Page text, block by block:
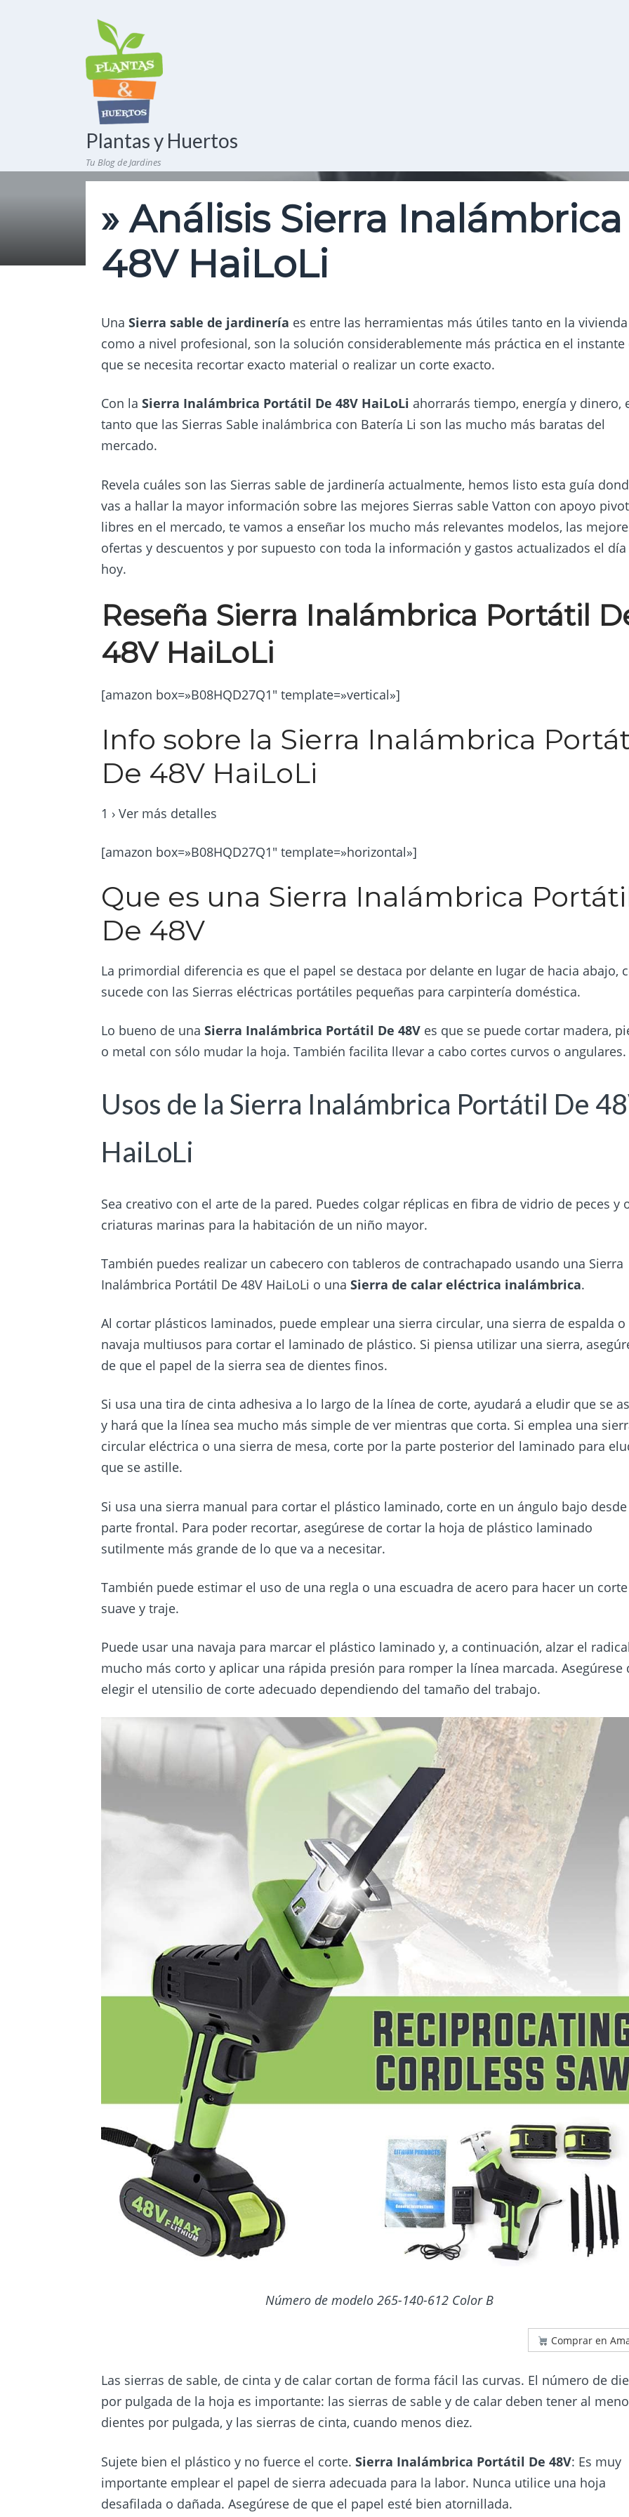
Plantas y Huertos
Tu Blog de Jardines
» Análisis Sierra
48V HaiLoLi
Una Sierra sable de jardinería es entre las herramientas más útiles tanto en la vivienda
como a nivel profesional, son la solución considerablemente más práctica en el instante
que se necesita recortar exacto material o realizar un corte exacto.
Con la Sierra Inalámbrica Portátil De 48V HaiLoLi ahorrarás tiempo, energía y dinero,
tanto que las Sierras Sable inalámbrica con Batería Li son las mucho más baratas del
mercado.
Revela cuáles son las Sierras sable de jardinería actualmente, hemos listo esta guía
vas a hallar la mayor información sobre las mejores Sierras sable Vatton con apoyo
libres en el mercado, te vamos a enseñar los mucho más relevantes modelos, las
ofertas y descuentos y por supuesto con toda la información y gastos actualizados el día
hoy.
Reseña Sierra Inalámbrica Portátil
48V HaiLoLi
[amazon box=»B08HQD27Q1″ template=»vertical»]
Info sobre la Sierra Inalámbrica
De 48V HaiLoLi
1 › Ver más detalles
[amazon box=»B08HQD27Q1″ template=»horizontal»]
Que es una Sierra Inalámbrica
De 48V
La primordial diferencia es que el papel se destaca por delante en lugar de hacia abajo,
sucede con las Sierras eléctricas portátiles pequeñas para carpintería doméstica.
Lo bueno de una Sierra Inalámbrica Portátil De 48V es que se puede cortar madera,
o metal con sólo mudar la hoja. También facilita llevar a cabo cortes curvos o angulares.
Usos de la Sierra Inalámbrica Portátil De
HaiLoLi
Sea creativo con el arte de la pared. Puedes colgar réplicas en fibra de vidrio de peces y
criaturas marinas para la habitación de un niño mayor.
También puedes realizar un cabecero con tableros de contrachapado usando una Sierra
Inalámbrica Portátil De 48V HaiLoLi o una Sierra de calar eléctrica inalámbrica.
Al cortar plásticos laminados, puede emplear una sierra circular, una sierra de espalda o
navaja multiusos para cortar el laminado de plástico. Si piensa utilizar una sierra,
de que el papel de la sierra sea de dientes finos.
Si usa una tira de cinta adhesiva a lo largo de la línea de corte, ayudará a eludir que se
y hará que la línea sea mucho más simple de ver mientras que corta. Si emplea una
circular eléctrica o una sierra de mesa, corte por la parte posterior del laminado para
que se astille.
Si usa una sierra manual para cortar el plástico laminado, corte en un ángulo bajo
parte frontal. Para poder recortar, asegúrese de cortar la hoja de plástico laminado
sutilmente más grande de lo que va a necesitar.
También puede estimar el uso de una regla o una escuadra de acero para hacer un
suave y traje.
Puede usar una navaja para marcar el plástico laminado y, a continuación, alzar el radical
mucho más corto y aplicar una rápida presión para romper la línea marcada. Asegúrese
elegir el utensilio de corte adecuado dependiendo del tamaño del trabajo.
Número de modelo 265-140-612 Color B
Comprar en
Las sierras de sable, de cinta y de calar cortan de forma fácil las curvas. El número de
por pulgada de la hoja es importante: las sierras de sable y de calar deben tener al
dientes por pulgada, y las sierras de cinta, cuando menos diez.
Sujete bien el plástico y no fuerce el corte. Sierra Inalámbrica Portátil De 48V: Es muy
importante emplear el papel de sierra adecuada para la labor. Nunca utilice una hoja
desafilada o dañada. Asegúrese de que el papel esté bien atornillada.